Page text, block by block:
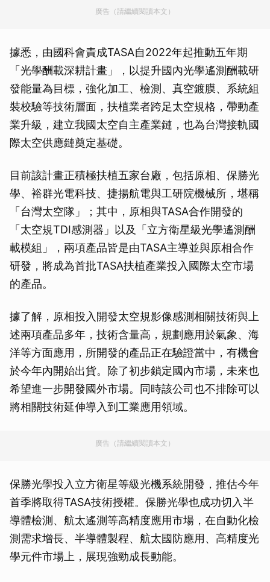
廣告（請繼續閱讀本文）
據悉，由國科會責成TASA自2022年起推動五年期
「光學酬載深耕計畫」，以提升國內光學遙測酬載研
發能量為目標，強化加工、檢測、真空鍍膜、系統組
裝校驗等技術層面，扶植業者跨足太空規格，帶動產
業升級，建立我國太空自主產業鏈，也為台灣接軌國
際太空供應鏈奠定基礎。
目前該計畫正積極扶植五家台廠，包括原相、保勝光
學、裕群光電科技、捷揚航電與工研院機械所，堪稱
「台灣太空隊」；其中，原相與TASA合作開發的
「太空規TDI感測器」以及「立方衛星級光學遙測酬
載模組」，兩項產品皆是由TASA主導並與原相合作
研發，將成為首批TASA扶植產業投入國際太空市場
的產品。
據了解，原相投入開發太空規影像感測相關技術與上
述兩項產品多年，技術含量高，規劃應用於氣象、海
洋等方面應用，所開發的產品正在驗證當中，有機會
於今年內開始出貨。除了初步鎖定國內市場，未來也
希望進一步開發國外市場。同時該公司也不排除可以
將相關技術延伸導入到工業應用領域。
廣告（請繼續閱讀本文）
保勝光學投入立方衛星等級光機系統開發，推估今年
首季將取得TASA技術授權。保勝光學也成功切入半
導體檢測、航太遙測等高精度應用市場，在自動化檢
測需求增長、半導體製程、航太國防應用、高精度光
學元件市場上，展現強勁成長動能。